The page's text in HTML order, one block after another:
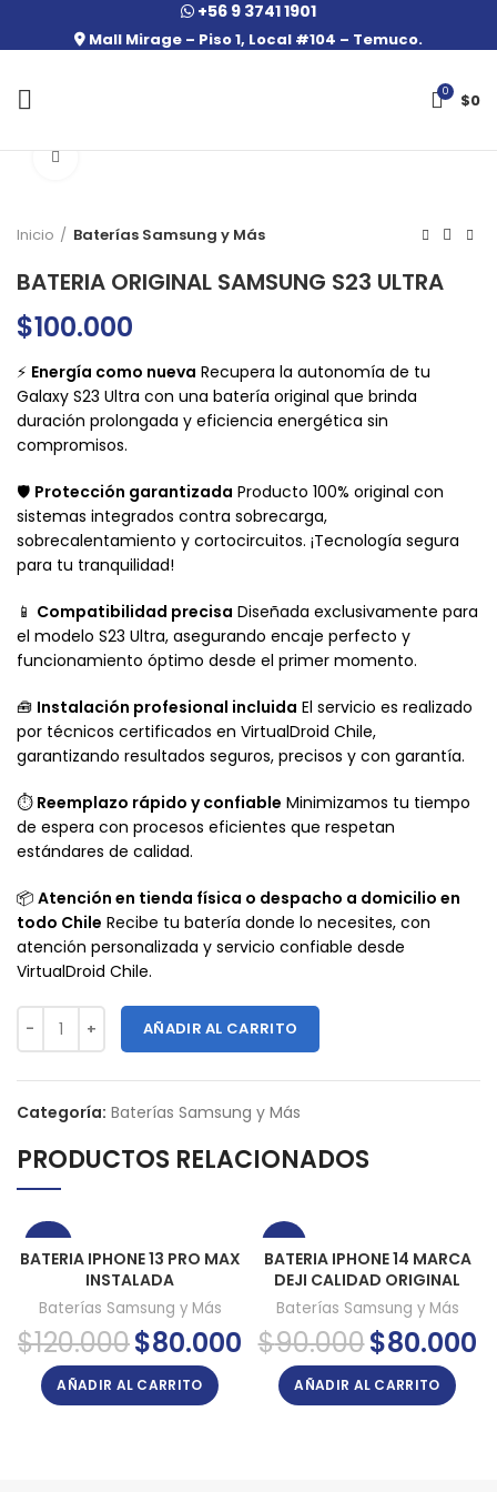
+56 9 3741 1901
Mall Mirage – Piso 1, Local #104 – Temuco.
0 $0
Click to enlarge
Inicio Baterías Samsung y Más
BATERIA ORIGINAL SAMSUNG S23 ULTRA
$100.000
⚡ Energía como nueva Recupera la autonomía de tu
Galaxy S23 Ultra con una batería original que brinda
duración prolongada y eficiencia energética sin
compromisos.
🛡️ Protección garantizada Producto 100% original con
sistemas integrados contra sobrecarga,
sobrecalentamiento y cortocircuitos. ¡Tecnología segura
para tu tranquilidad!
📱 Compatibilidad precisa Diseñada exclusivamente para
el modelo S23 Ultra, asegurando encaje perfecto y
funcionamiento óptimo desde el primer momento.
🧰 Instalación profesional incluida El servicio es realizado
por técnicos certificados en VirtualDroid Chile,
garantizando resultados seguros, precisos y con garantía.
⏱️ Reemplazo rápido y confiable Minimizamos tu tiempo
de espera con procesos eficientes que respetan
estándares de calidad.
📦 Atención en tienda física o despacho a domicilio en
todo Chile Recibe tu batería donde lo necesites, con
atención personalizada y servicio confiable desde
VirtualDroid Chile.
AÑADIR AL CARRITO
Categoría: Baterías Samsung y Más
PRODUCTOS RELACIONADOS
-33%
BATERIA IPHONE 13 PRO MAX
INSTALADA
Baterías Samsung y Más
$120.000 El
precio
original
era:
$80.000 precio
actual
AÑADIR AL CARRITO
-11%
BATERIA IPHONE 14 MARCA
DEJI CALIDAD ORIGINAL
Baterías Samsung y Más
$90.000 El
precio
original
era:
$80.000El
AÑADIR AL CARRITO